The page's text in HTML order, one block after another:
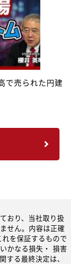
で売られた円建
おり、当社取り扱
せん。内容は正確
を保証するもので
かなる損失・ 損害
する最終決定は、